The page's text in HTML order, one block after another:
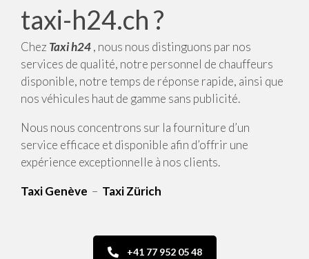
taxi-h24.ch ?
Chez Taxi h24, nous nous distinguons par nos
services de qualité, notre personnel de chauffeurs
disponible, notre temps de réponse rapide, ainsi que
nos véhicules haut de gamme sans publicité.
Nous nous concentrons sur la fourniture d’un
service efficace et disponible afin d’offrir une
expérience exceptionnelle à nos clients.
Taxi Genève – Taxi Zürich
+41 77 952 05 48